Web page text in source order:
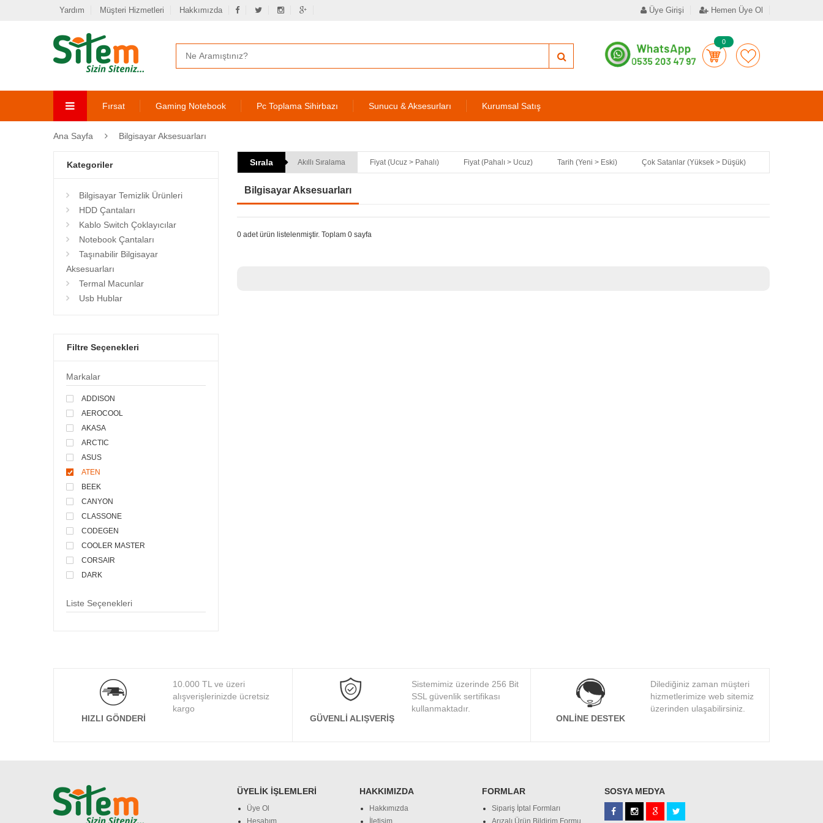
Yardım Müşteri Hizmetleri Hakkımızda Üye Girişi Hemen Üye Ol
0
Fırsat Gaming Notebook Pc Toplama Sihirbazı Sunucu & Aksesurları Kurumsal Satış
Ana Sayfa Bilgisayar Aksesuarları
Kategoriler
Bilgisayar Temizlik Ürünleri
HDD Çantaları
Kablo Switch Çoklayıcılar
Notebook Çantaları
Taşınabilir Bilgisayar
Aksesuarları
Termal Macunlar
Usb Hublar
Filtre Seçenekleri
Markalar
ADDISON
AEROCOOL
AKASA
ARCTIC
ASUS
ATEN
BEEK
CANYON
CLASSONE
CODEGEN
COOLER MASTER
CORSAIR
DARK
DELL
EVERCOOL
EVEREST
FRISBY
HYTECH
JABRA
Liste Seçenekleri
Sırala Akıllı Sıralama Fiyat (Ucuz > Pahalı) Fiyat (Pahalı > Ucuz) Tarih (Yeni > Eski) Çok Satanlar (Yüksek > Düşük)
Bilgisayar Aksesuarları
0 adet ürün listelenmiştir. Toplam 0 sayfa
HIZLI GÖNDERI
10.000 TL ve üzeri
alışverişlerinizde ücretsiz
kargo
GÜVENLI ALIŞVERIŞ
Sistemimiz üzerinde 256 Bit
SSL güvenlik sertifikası
kullanmaktadır.
ONLINE DESTEK
Dilediğiniz zaman müşteri
hizmetlerimize web sitemiz
üzerinden ulaşabilirsiniz.
ÜYELIK İŞLEMLERI
Üye Ol
Hesabım
HAKKIMIZDA
Hakkımızda
İletişim
FORMLAR
Sipariş İptal Formları
Arızalı Ürün Bildirim Formu
SOSYA MEDYA